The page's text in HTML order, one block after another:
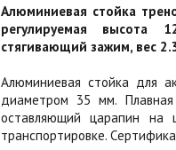
Алюминиевая стойка
регулируемая высота
стягивающий зажим, вес
Алюминиевая стойка для
диаметром 35 мм. Плавная
оставляющий царапин на
транспортировке.